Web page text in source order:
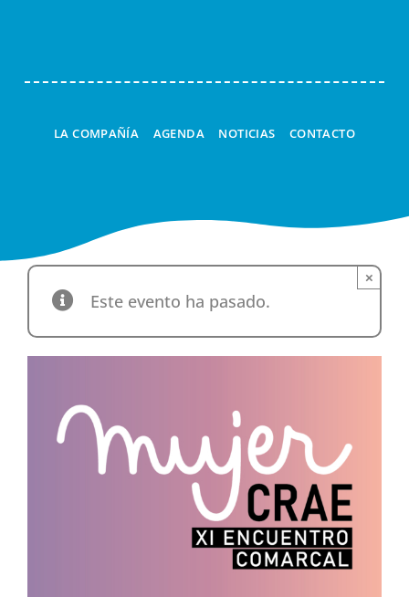
LA COMPAÑÍA AGENDA NOTICIAS CONTACTO
Este evento ha pasado.
×